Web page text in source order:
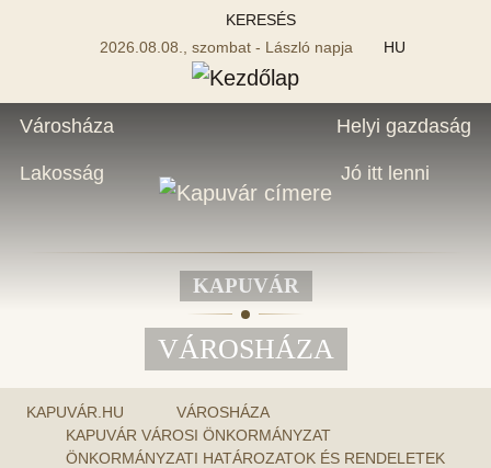
KERESÉS
2026.08.08., szombat - László napja
HU
Városháza
Lakosság
Helyi gazdaság
Jó itt lenni
KAPUVÁR
VÁROSHÁZA
KAPUVÁR.HU
VÁROSHÁZA
KAPUVÁR VÁROSI ÖNKORMÁNYZAT
ÖNKORMÁNYZATI HATÁROZATOK ÉS RENDELETEK